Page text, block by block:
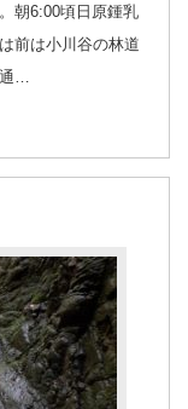
朝6:00頃日原鍾乳
前は小川谷の林道
通…